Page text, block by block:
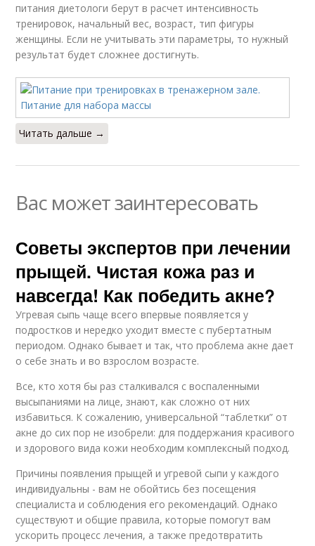
питания диетологи берут в расчет интенсивность
тренировок, начальный вес, возраст, тип фигуры
женщины. Если не учитывать эти параметры, то нужный
результат будет сложнее достигнуть.
Читать дальше →
Вас может заинтересовать
Советы экспертов при лечении
прыщей. Чистая кожа раз и
навсегда! Как победить акне?
Угревая сыпь чаще всего впервые появляется у
подростков и нередко уходит вместе с пубертатным
периодом. Однако бывает и так, что проблема акне дает
о себе знать и во взрослом возрасте.
Все, кто хотя бы раз сталкивался с воспаленными
высыпаниями на лице, знают, как сложно от них
избавиться. К сожалению, универсальной “таблетки” от
акне до сих пор не изобрели: для поддержания красивого
и здорового вида кожи необходим комплексный подход.
Причины появления прыщей и угревой сыпи у каждого
индивидуальны - вам не обойтись без посещения
специалиста и соблюдения его рекомендаций. Однако
существуют и общие правила, которые помогут вам
ускорить процесс лечения, а также предотвратить